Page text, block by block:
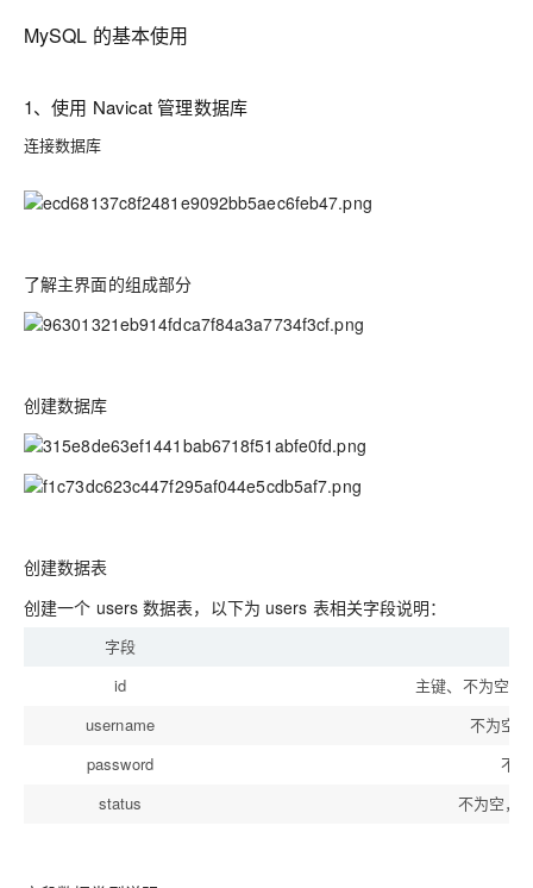
MySQL 的基本使用
1、使用 Navicat 管理数据库
连接数据库
了解主界面的组成部分
创建数据库
创建数据表
创建一个 users 数据表，以下为 users 表相关字段说明：
字段
id
主键、不为空、
username
不为空
password
不
status
不为空，